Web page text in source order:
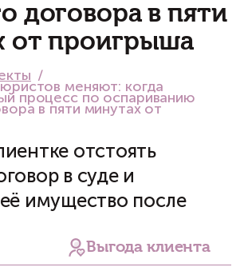
договора в пяти
от проигрыша
меняют: когда
процесс по оспариванию
в пяти минутах от
отстоять
в суде и
имущество после
Выгода клиента